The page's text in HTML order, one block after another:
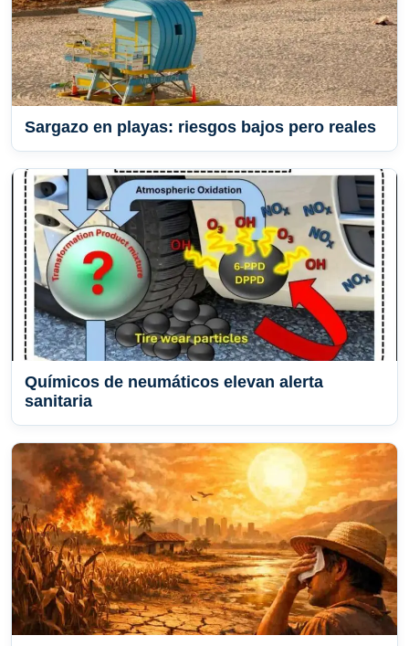
Sargazo en playas: riesgos bajos pero reales
Químicos de neumáticos elevan alerta
sanitaria